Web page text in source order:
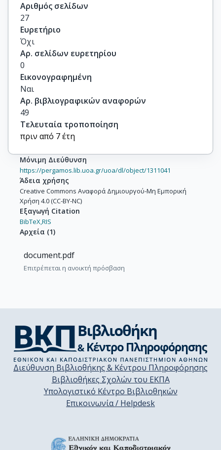
Αριθμός σελίδων
27
Ευρετήριο
Όχι
Αρ. σελίδων ευρετηρίου
0
Εικονογραφημένη
Ναι
Αρ. βιβλιογραφικών αναφορών
49
Τελευταία τροποποίηση
πριν από 7 έτη
Μόνιμη Διεύθυνση
https://pergamos.lib.uoa.gr/uoa/dl/object/1311041
Άδεια χρήσης
Creative Commons Αναφορά Δημιουργού-Μη Εμπορική
Χρήση 4.0 (CC-BY-NC)
Εξαγωγή Citation
BibTeX,RIS
Αρχεία (1)
document.pdf
Επιτρέπεται η ανοικτή πρόσβαση
Διεύθυνση Βιβλιοθήκης & Κέντρου Πληροφόρησης
Βιβλιοθήκες Σχολών του ΕΚΠΑ
Υπολογιστικό Κέντρο Βιβλιοθηκών
Επικοινωνία / Helpdesk